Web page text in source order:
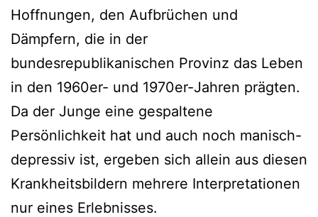
Hoffnungen, den Aufbrüchen und
Dämpfern, die in der
bundesrepublikanischen Provinz das Leben
in den 1960er- und 1970er-Jahren prägten.
Da der Junge eine gespaltene
Persönlichkeit hat und auch noch manisch-
depressiv ist, ergeben sich allein aus diesen
Krankheitsbildern mehrere Interpretationen
nur eines Erlebnisses.